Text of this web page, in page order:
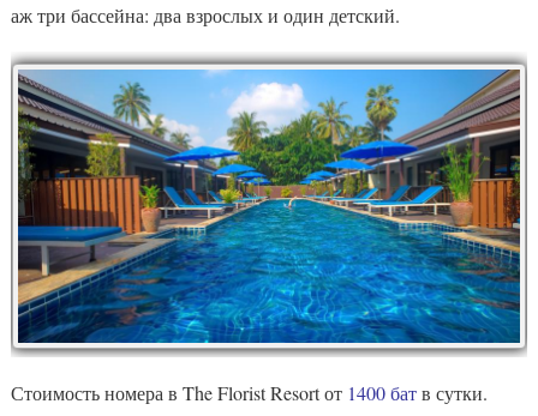
аж три бассейна: два взрослых и один детский.
Стоимость номера в The Florist Resort от 1400 батв сутки.